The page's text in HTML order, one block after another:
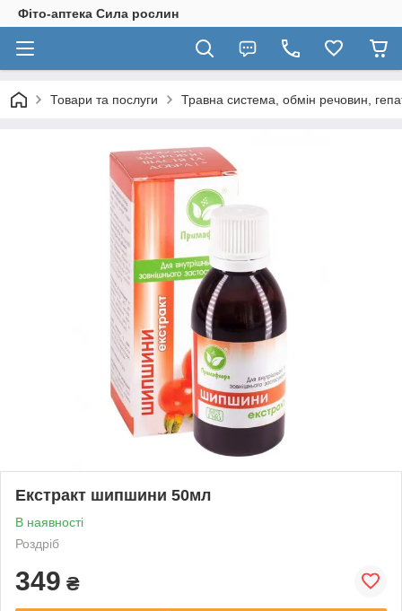
Фіто-аптека Сила рослин
Товари та послуги Травна система, обмін речовин,
Екстракт шипшини 50мл
В наявності
Роздріб
349 ₴